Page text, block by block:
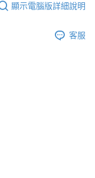
顯示電腦版詳細說明
客服